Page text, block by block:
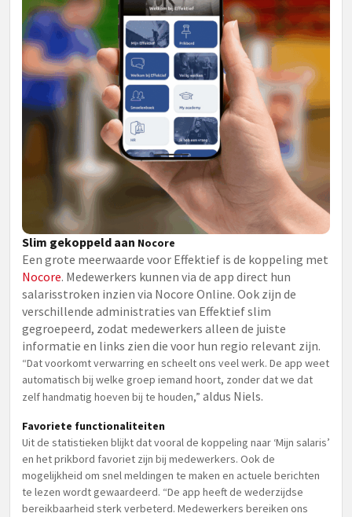
Slim gekoppeld aan Nocore
Een grote meerwaarde voor Effektief is de koppeling met
Nocore. Medewerkers kunnen via de app direct hun
salarisstroken inzien via Nocore Online. Ook zijn de
verschillende administraties van Effektief slim
gegroepeerd, zodat medewerkers alleen de juiste
informatie en links zien die voor hun regio relevant zijn.
“Dat voorkomt verwarring en scheelt ons veel werk. De app weet
automatisch bij welke groep iemand hoort, zonder dat we dat
zelf handmatig hoeven bij te houden,” aldus Niels.
Favoriete functionaliteiten
Uit de statistieken blijkt dat vooral de koppeling naar ‘Mijn salaris’
en het prikbord favoriet zijn bij medewerkers. Ook de
mogelijkheid om snel meldingen te maken en actuele berichten
te lezen wordt gewaardeerd. “De app heeft de wederzijdse
bereikbaarheid sterk verbeterd. Medewerkers bereiken ons